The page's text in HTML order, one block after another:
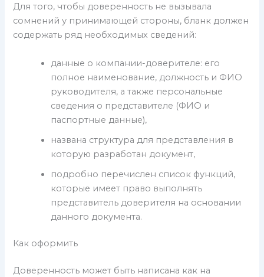
Для того, чтобы доверенность не вызывала
сомнений у принимающей стороны, бланк должен
содержать ряд необходимых сведений:
данные о компании-доверителе: его
полное наименование, должность и ФИО
руководителя, а также персональные
сведения о представителе (ФИО и
паспортные данные),
названа структура для представления в
которую разработан документ,
подробно перечислен список функций,
которые имеет право выполнять
представитель доверителя на основании
данного документа.
Как оформить
Доверенность может быть написана как на